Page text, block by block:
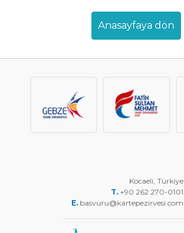
Anasayfaya dön
Kocaeli, Türkiye
T. +90 262 270-0101
E. basvuru@kartepezirvesi.com